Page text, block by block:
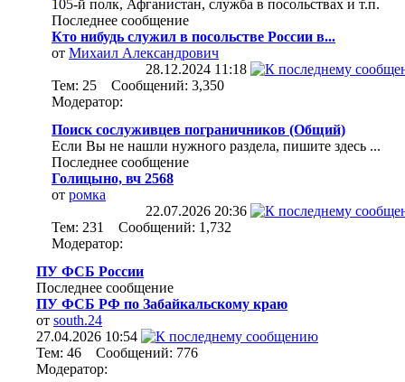
105-й полк, Афганистан, служба в посольствах и т.п.
Последнее сообщение
Кто нибудь служил в посольстве России в...
от Михаил Александрович
28.12.2024 11:18
Тем: 25 Сообщений: 3,350
Модератор:
Поиск сослуживцев пограничников (Общий)
Если Вы не нашли нужного раздела, пишите здесь ...
Последнее сообщение
Голицыно, вч 2568
от ромка
22.07.2026 20:36
Тем: 231 Сообщений: 1,732
Модератор:
ПУ ФСБ России
Последнее сообщение
ПУ ФСБ РФ по Забайкальскому краю
от south.24
27.04.2026 10:54
Тем: 46 Сообщений: 776
Модератор: